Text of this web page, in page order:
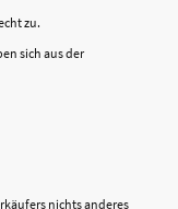
zu.
sich aus der
nichts anderes